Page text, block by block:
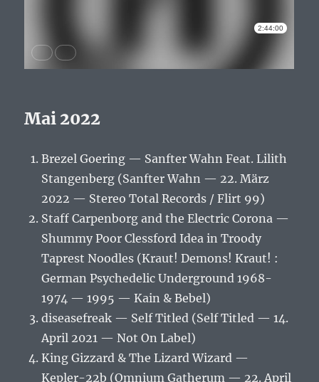
Mai 2022
Brezel Goering — Sanfter Wahn Feat. Lilith
Stangenberg (Sanfter Wahn — 22. März
2022 — Stereo Total Records / Flirt 99)
Staff Carpenborg and the Electric Corona —
Shummy Poor Clessford Idea in Troody
Taprest Noodles (Kraut! Demons! Kraut! :
German Psychedelic Underground 1968-
1974 — 1995 — Kain & Bebel)
diseasefreak — Self Titled (Self Titled — 14.
April 2021 — Not On Label)
King Gizzard & The Lizard Wizard —
Kepler-22b (Omnium Gatherum — 22. April